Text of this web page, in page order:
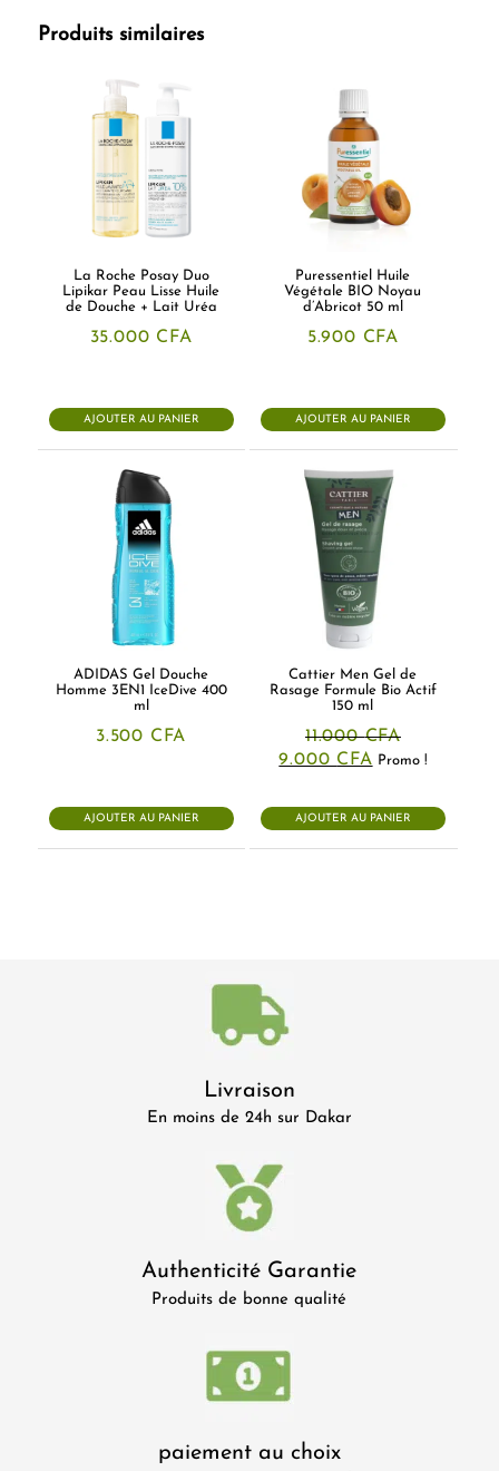
Produits similaires
La Roche Posay Duo
Lipikar Peau Lisse Huile
de Douche + Lait Uréa
35.000 CFA
AJOUTER AU PANIER
Puressentiel Huile
Végétale BIO Noyau
d’Abricot 50 ml
5.900 CFA
AJOUTER AU PANIER
ADIDAS Gel Douche
Homme 3EN1 IceDive 400
ml
3.500 CFA
AJOUTER AU PANIER
Cattier Men Gel de
Rasage Formule Bio Actif
150 ml
11.000CFA
Le
était :
11.000 CFA.
9.000 CFA Le
est :
9.000 CFA.
Promo !
AJOUTER AU PANIER
Livraison
En moins de 24h sur Dakar
Authenticité Garantie
Produits de bonne qualité
paiement au choix